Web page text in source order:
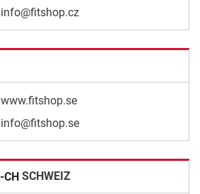
info@fitshop.cz
www.fitshop.se
info@fitshop.se
SCHWEIZ